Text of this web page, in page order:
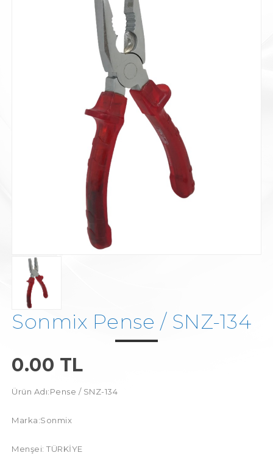
Sonmix Pense / SNZ-134
0.00 TL
Ürün Adı:Pense / SNZ-134
Marka:Sonmix
Menşei: TÜRKİYE